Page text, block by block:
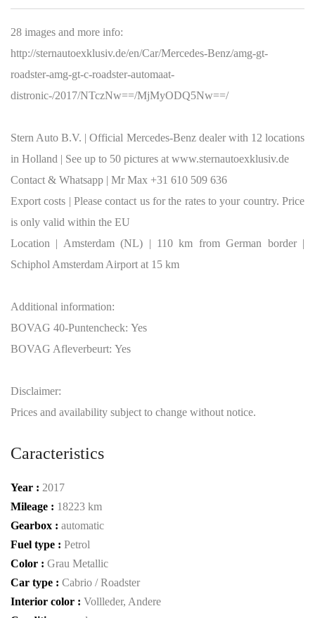
28 images and more info:
http://sternautoexklusiv.de/en/Car/Mercedes-Benz/amg-gt-
roadster-amg-gt-c-roadster-automaat-
distronic-/2017/NTczNw==/MjMyODQ5Nw==/
Stern Auto B.V. | Official Mercedes-Benz dealer with 12 locations
in Holland | See up to 50 pictures at www.sternautoexklusiv.de
Contact & Whatsapp | Mr Max +31 610 509 636
Export costs | Please contact us for the rates to your country. Price
is only valid within the EU
Location | Amsterdam (NL) | 110 km from German border |
Schiphol Amsterdam Airport at 15 km
Additional information:
BOVAG 40-Puntencheck: Yes
BOVAG Afleverbeurt: Yes
Disclaimer:
Prices and availability subject to change without notice.
Caracteristics
Year : 2017
Mileage : 18223 km
Gearbox : automatic
Fuel type : Petrol
Color : Grau Metallic
Car type : Cabrio / Roadster
Interior color : Vollleder, Andere